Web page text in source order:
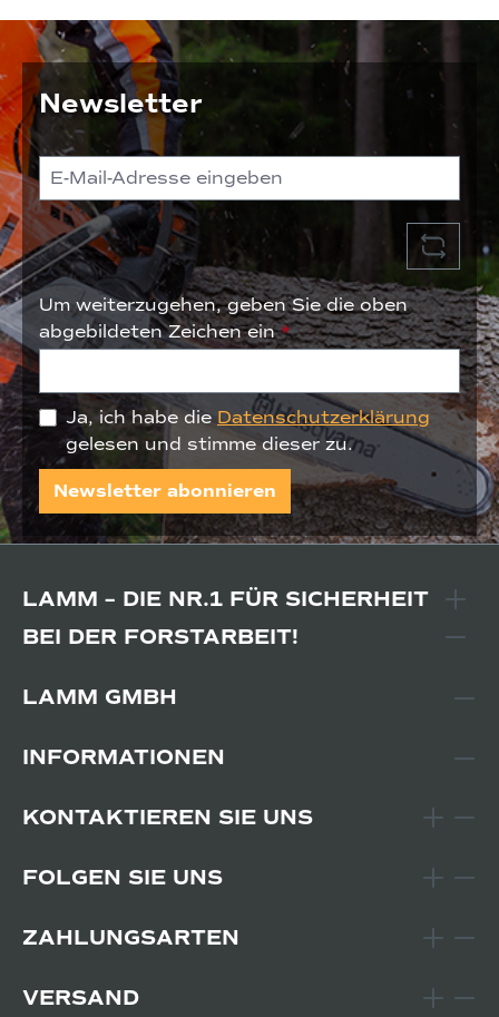
Newsletter
Um weiterzugehen, geben Sie die oben
abgebildeten Zeichen ein*
Ja, ich habe die Datenschutzerklärung
gelesen und stimme dieser zu.
Newsletter abonnieren
LAMM – DIE NR.1 FÜR SICHERHEIT
BEI DER FORSTARBEIT!
LAMM GMBH
INFORMATIONEN
KONTAKTIEREN SIE UNS
FOLGEN SIE UNS
ZAHLUNGSARTEN
VERSAND